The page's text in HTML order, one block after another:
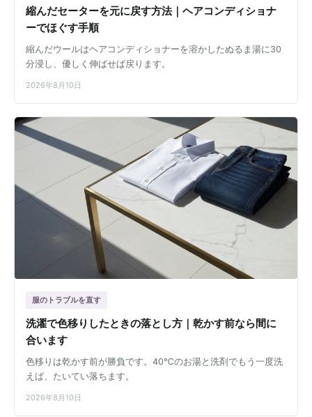
縮んだセーターを元に戻す方法｜ヘアコンディショナ
ーでほぐす手順
縮んだウールはヘアコンディショナーを溶かしたぬるま湯に30
分浸し、優しく伸ばせば戻ります。
2026年8月10日
服のトラブルを直す
洗濯で色移りしたときの落とし方｜乾かす前なら間に
合います
色移りは乾かす前が勝負です。40℃のお湯と洗剤でもう一度洗
えば、たいてい落ちます。
2026年8月10日